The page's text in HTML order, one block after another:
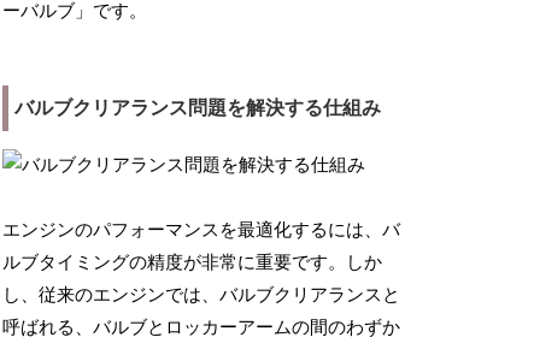
ーバルブ」です。
バルブクリアランス問題を解決する仕組み
エンジンのパフォーマンスを最適化するには、バ
ルブタイミングの精度が非常に重要です。しか
し、従来のエンジンでは、バルブクリアランスと
呼ばれる、バルブとロッカーアームの間のわずか